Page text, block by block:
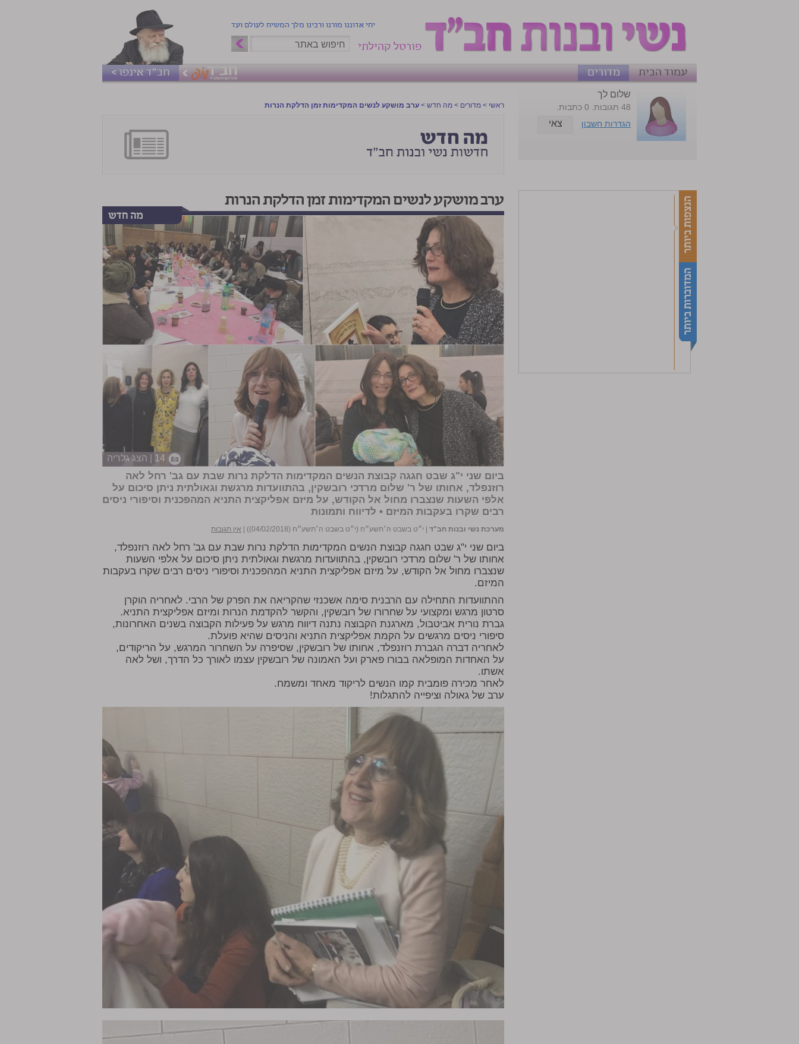
יחי אדוננו מורנו ורבינו מלך המשיח לעולם ועד
פורטל קהילתי
עמוד הבית
מדורים חב"ד אינפו >
ראשי > מדורים > מה חדש > ערב מושקע לנשים המקדימות זמן הדלקת הנרות
ערב מושקע לנשים המקדימות זמן הדלקת הנרות
14 | הצג גלריה
ביום שני י"ג שבט חגגה קבוצת הנשים המקדימות הדלקת נרות שבת עם גב' רחל לאה
רוזנפלד, אחותו של ר' שלום מרדכי רובשקין, בהתוועדות מרגשת וגאולתית ניתן סיכום על
אלפי השעות שנצברו מחול אל הקודש, על מיזם אפליקצית התניא המהפכנית וסיפורי ניסים
רבים שקרו בעקבות המיזם • לדיווח ותמונות
מערכת נשי ובנות חב"ד י״ט בשבט ה׳תשע״ח (י״ט בשבט ה׳תשע״ח (04/02/2018)) אין תגובות
ביום שני י"ג שבט חגגה קבוצת הנשים המקדימות הדלקת נרות שבת עם גב' רחל לאה רוזנפלד,
אחותו של ר' שלום מרדכי רובשקין, בהתוועדות מרגשת וגאולתית ניתן סיכום על אלפי השעות
שנצברו מחול אל הקודש, על מיזם אפליקצית התניא המהפכנית וסיפורי ניסים רבים שקרו בעקבות
המיזם.
ההתוועדות התחילה עם הרבנית סימה אשכנזי שהקריאה את הפרק של הרבי. לאחריה הוקרן
סרטון מרגש ומקצועי על שחרורו של רובשקין, והקשר להקדמת הנרות ומיזם אפליקצית התניא.
גברת נורית אביטבול, מארגנת הקבוצה נתנה דיווח מרגש על פעילות הקבוצה בשנים האחרונות,
סיפורי ניסים מרגשים על הקמת אפליקצית התניא והניסים שהיא פועלת.
לאחריה דברה הגברת רוזנפלד, אחותו של רובשקין, שסיפרה על השחרור המרגש, על הריקודים,
על האחדות המופלאה בבורו פארק ועל האמונה של רובשקין עצמו לאורך כל הדרך, ושל לאה
אשתו.
לאחר מכירה פומבית קמו הנשים לריקוד מאחד ומשמח.
ערב של גאולה וציפייה להתגלות!
שלום לך
48 תגובות. 0 כתבות.
הגדרות חשבון
צאי